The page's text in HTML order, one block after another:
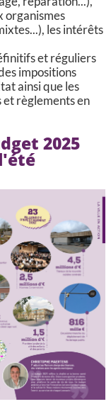
organismes
les intérêts
et réguliers
impositions
ainsi que les
et règlements en
2025